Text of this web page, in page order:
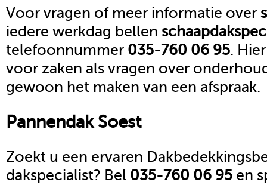
Voor vragen of meer informatie over
iedere werkdag bellen schaapdak
telefoonnummer 035-760 06 95.
voor zaken als vragen over
gewoon het maken van een afspraak.
PannendakSoest
Zoekt u een ervaren
dakspecialist? Bel 035-760 06 95 en